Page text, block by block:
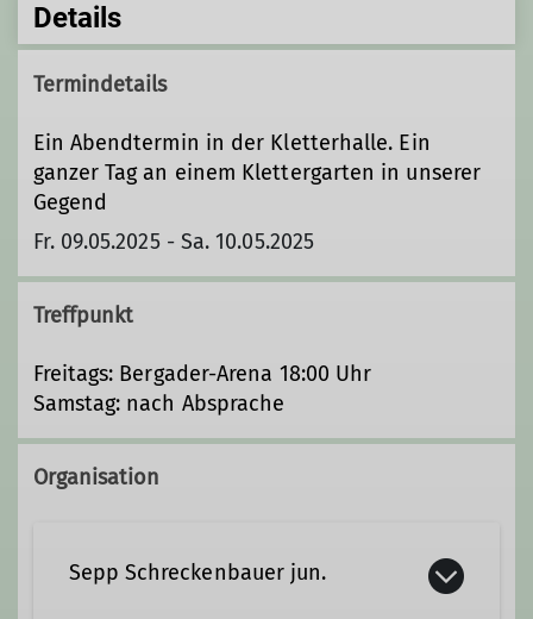
Details
Termindetails
Ein Abendtermin in der Kletterhalle. Ein
ganzer Tag an einem Klettergarten in unserer
Gegend
Fr. 09.05.2025 - Sa. 10.05.2025
Treffpunkt
Freitags: Bergader-Arena 18:00 Uhr
Samstag: nach Absprache
Organisation
Sepp Schreckenbauer jun.